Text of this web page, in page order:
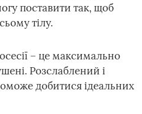
поставити так, щоб
тілу.
– це максимально
Розслаблений і
добитися ідеальних